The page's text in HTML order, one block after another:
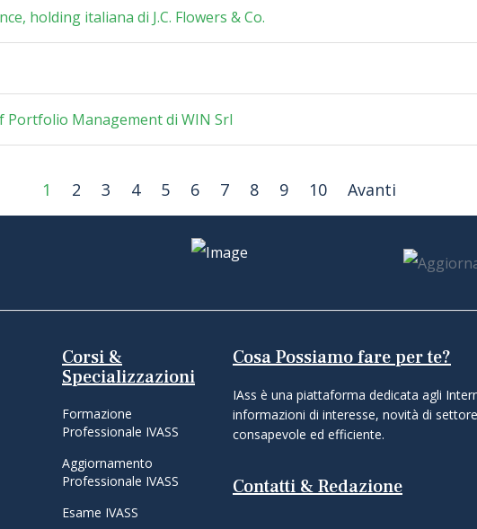
holding italiana di J.C. Flowers & Co.
Management di WIN Srl
1 2 3 4 5 6 7 8 9 10 Avanti
Corsi &
Specializzazioni
Formazione
Professionale IVASS
Aggiornamento
Professionale IVASS
Esame IVASS
Cosa Possiamo fare per te?
IAss è una piattaforma dedicata agli
informazioni di interesse, novità di
consapevole ed efficiente.
Contatti & Redazione